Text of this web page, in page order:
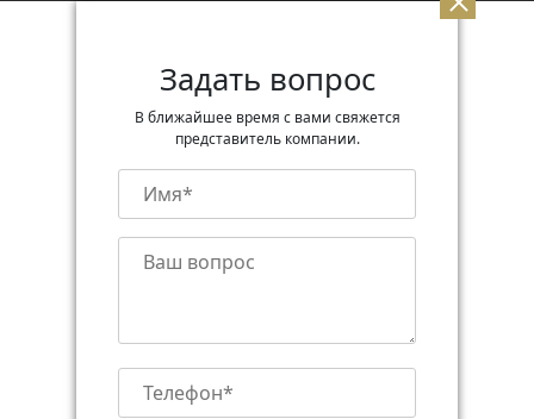
Задать вопрос
В ближайшее время с вами свяжется
представитель компании.